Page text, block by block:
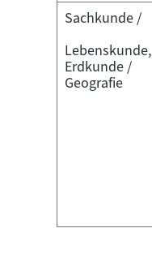
Sachkunde /
Lebenskunde,
Erdkunde /
Geografie